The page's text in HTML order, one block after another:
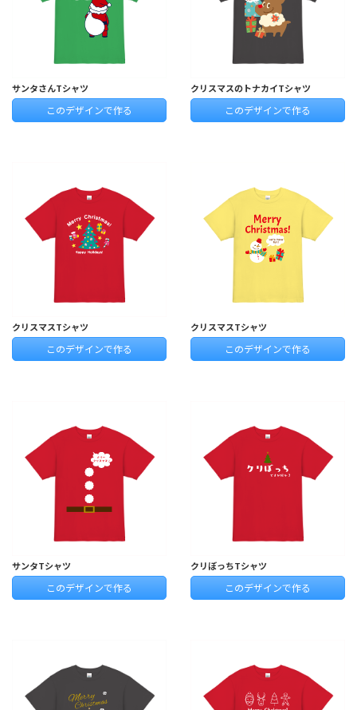
サンタさんTシャツ
このデザインで作る
クリスマスのトナカイTシャツ
このデザインで作る
クリスマスTシャツ
このデザインで作る
クリスマスTシャツ
このデザインで作る
サンタTシャツ
このデザインで作る
クリぼっちTシャツ
このデザインで作る